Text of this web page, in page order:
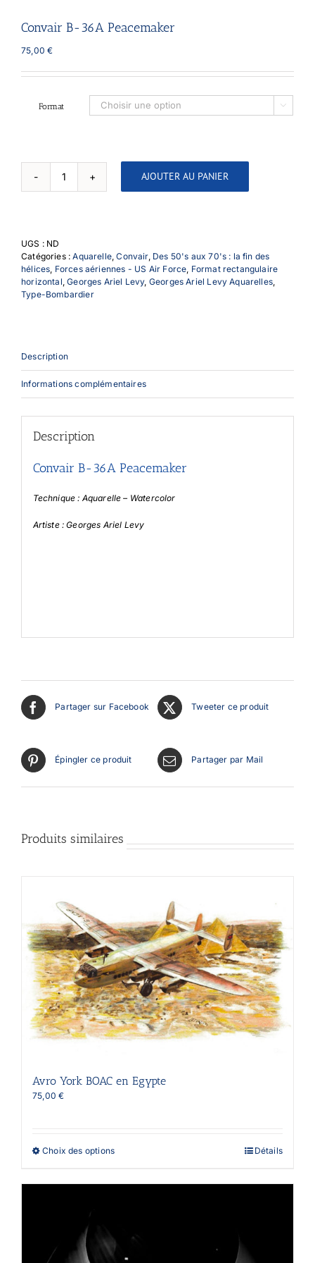
Convair B-36A Peacemaker
75,00€
Format 
quantité
de
AJOUTER AU PANIER
UGS : ND
Catégories :Aquarelle,Convair, Des 50's aux 70's : la fin des
hélices Forces aériennes - US Air Force Format rectangulaire
horizontal ,Georges Ariel Levy, Georges Ariel Levy Aquarelles
Type-Bombardier
Description
Informations complémentaires
Description
Convair B-36A Peacemaker
Technique : Aquarelle – Watercolor
Artiste : Georges Ariel Levy
Partager sur Facebook Tweeter ce produit
Épingler ce produit Partager par Mail
Produits similaires
Avro York BOAC en Egypte
75,00€
Choix des optionsCe
peuvent
être
Détails